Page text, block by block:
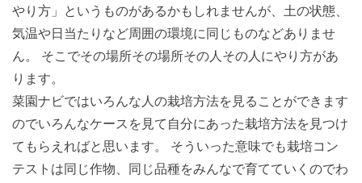
やり方」というものがあるかもしれませんが、土の状態、
気温や日当たりなど周囲の環境に同じものなどありませ
ん。 そこでその場所その場所その人その人にやり方があ
ります。
菜園ナビではいろんな人の栽培方法を見ることができます
のでいろんなケースを見て自分にあった栽培方法を見つけ
てもらえればと思います。 そういった意味でも栽培コン
テストは同じ作物、同じ品種をみんなで育てていくのでわ